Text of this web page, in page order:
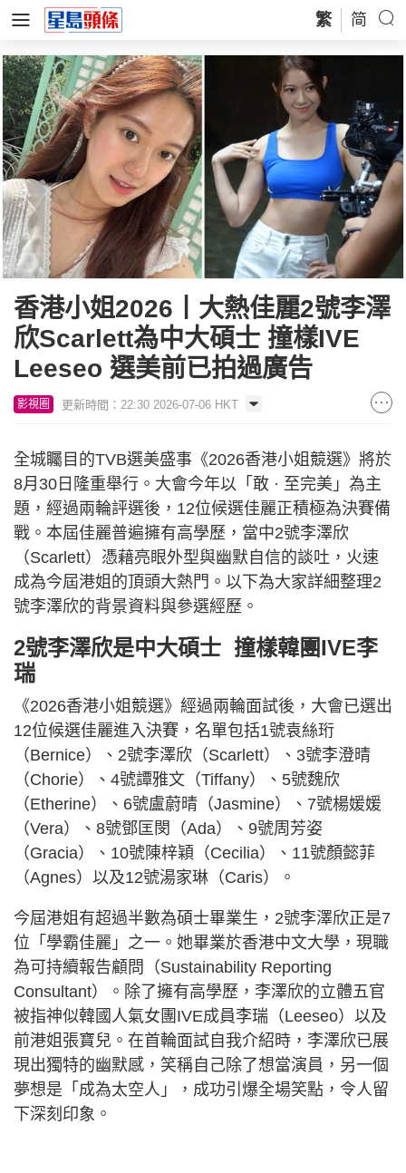
繁 简
香港小姐2026丨大熱佳麗2號李澤
欣Scarlett為中大碩士 撞樣IVE
Leeseo 選美前已拍過廣告
影視圈 更新時間：22:30 2026-07-06 HKT
全城矚目的TVB選美盛事《2026香港小姐競選》將於
8月30日隆重舉行。大會今年以「敢 · 至完美」為主
題，經過兩輪評選後，12位候選佳麗正積極為決賽備
戰。本屆佳麗普遍擁有高學歷，當中2號李澤欣
（Scarlett）憑藉亮眼外型與幽默自信的談吐，火速
成為今屆港姐的頂頭大熱門。以下為大家詳細整理2
號李澤欣的背景資料與參選經歷。
2號李澤欣是中大碩士 撞樣韓團IVE李
瑞
《2026香港小姐競選》經過兩輪面試後，大會已選出
12位候選佳麗進入決賽，名單包括1號袁絲珩
（Bernice）、2號李澤欣（Scarlett）、3號李澄晴
（Chorie）、4號譚雅文（Tiffany）、5號魏欣
（Etherine）、6號盧蔚晴（Jasmine）、7號楊媛媛
（Vera）、8號鄧匡閔（Ada）、9號周芳姿
（Gracia）、10號陳梓穎（Cecilia）、11號顏懿菲
（Agnes）以及12號湯家琳（Caris）。
今屆港姐有超過半數為碩士畢業生，2號李澤欣正是7
位「學霸佳麗」之一。她畢業於香港中文大學，現職
為可持續報告顧問（Sustainability Reporting
Consultant）。除了擁有高學歷，李澤欣的立體五官
被指神似韓國人氣女團IVE成員李瑞（Leeseo）以及
前港姐張寶兒。在首輪面試自我介紹時，李澤欣已展
現出獨特的幽默感，笑稱自己除了想當演員，另一個
夢想是「成為太空人」，成功引爆全場笑點，令人留
下深刻印象。